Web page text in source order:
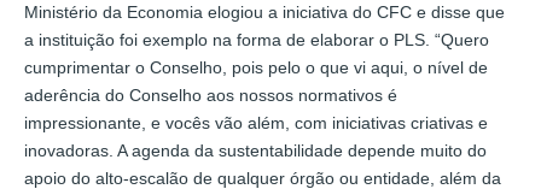
Ministério da Economia elogiou a iniciativa do CFC e disse que
a instituição foi exemplo na forma de elaborar o PLS. “Quero
cumprimentar o Conselho, pois pelo o que vi aqui, o nível de
aderência do Conselho aos nossos normativos é
impressionante, e vocês vão além, com iniciativas criativas e
inovadoras. A agenda da sustentabilidade depende muito do
apoio do alto-escalão de qualquer órgão ou entidade, além da